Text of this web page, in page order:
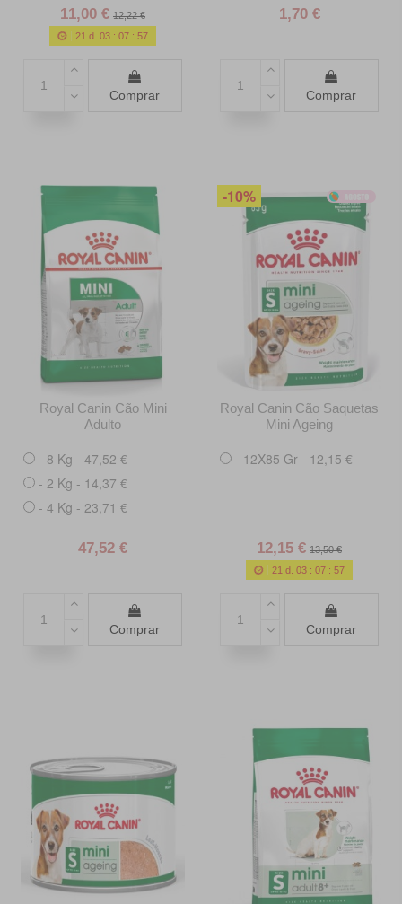
11,00 € 12,22 €
21 d. 03 :07 :55
Comprar
1,70 €
Comprar
Royal Canin Cão Mini
Adulto
- 8 Kg - 47,52 €
- 2 Kg - 14,37 €
- 4 Kg - 23,71 €
47,52 €
Comprar
-10%
Royal Canin Cão Saquetas
Mini Ageing
- 12X85 Gr - 12,15 €
12,15 € 13,50 €
21 d. 03 :07 :55
Comprar